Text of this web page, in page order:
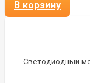
В корзину
Светодиодный